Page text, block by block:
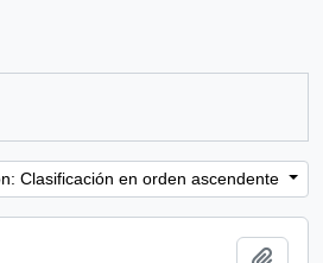
Clasificación en orden ascendente